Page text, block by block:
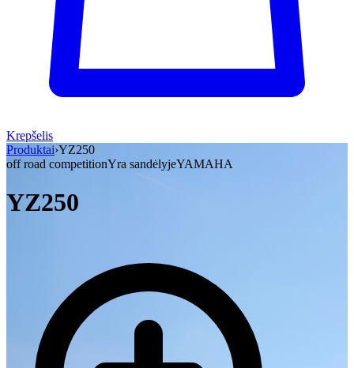
Krepšelis
Produktai›YZ250
off road competitionYra sandėlyjeYAMAHA
YZ250